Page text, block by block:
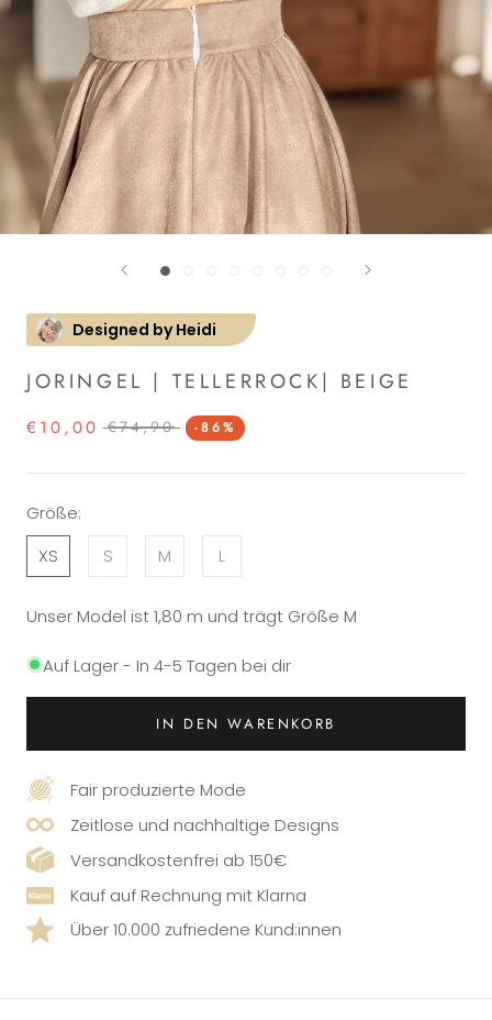
Designed by Heidi
JORINGEL | TELLERROCK| BEIGE
€10,00 €74,90 -86%
Größe:
XS
S M L
Unser Model ist 1,80 m und trägt Größe M
Auf Lager - In 4-5 Tagen bei dir
IN DEN WARENKORB
Fair produzierte Mode
Zeitlose und nachhaltige Designs
Versandkostenfrei ab 150€
Kauf auf Rechnung mit Klarna
Über 10.000 zufriedene Kund:innen